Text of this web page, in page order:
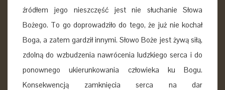
źródłem jego nieszczęść jest nie słuchanie Słowa
Bożego. To go doprowadziło do tego, że już nie kochał
Boga, a zatem gardził innymi. Słowo Boże jest żywą siłą,
zdolną do wzbudzenia nawrócenia ludzkiego serca i do
ponownego ukierunkowania człowieka ku Bogu.
Konsekwencją zamknięcia serca na dar